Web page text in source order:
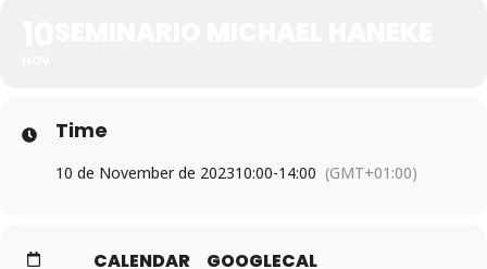
Time
10 de November de 202310:00-14:00 (GMT+01:00)
CALENDAR GOOGLECAL